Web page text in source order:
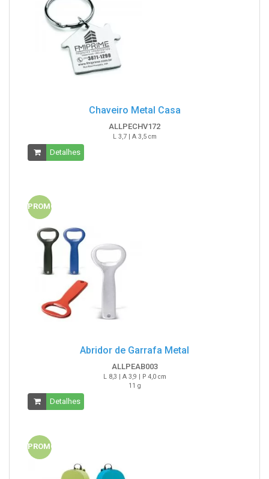
Chaveiro Metal Casa
ALLPECHV172
L 3,7 | A 3,5 cm
Detalhes
PROMO
Abridor de Garrafa Metal
ALLPEAB003
L 8,3 | A 3,9 | P 4,0 cm
11 g
Detalhes
PROMO